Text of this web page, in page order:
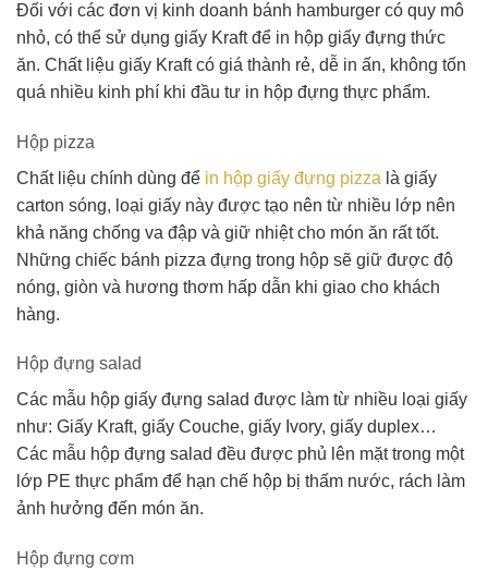
Đối với các đơn vị kinh doanh bánh hamburger có quy mô
nhỏ, có thể sử dụng giấy Kraft để in hộp giấy đựng thức
ăn. Chất liệu giấy Kraft có giá thành rẻ, dễ in ấn, không tốn
quá nhiều kinh phí khi đầu tư in hộp đựng thực phẩm.
Hộp pizza
Chất liệu chính dùng để in hộp giấy đựng pizza là giấy
carton sóng, loại giấy này được tạo nên từ nhiều lớp nên
khả năng chống va đập và giữ nhiệt cho món ăn rất tốt.
Những chiếc bánh pizza đựng trong hộp sẽ giữ được độ
nóng, giòn và hương thơm hấp dẫn khi giao cho khách
hàng.
Hộp đựng salad
Các mẫu hộp giấy đựng salad được làm từ nhiều loại giấy
như: Giấy Kraft, giấy Couche, giấy Ivory, giấy duplex…
Các mẫu hộp đựng salad đều được phủ lên mặt trong một
lớp PE thực phẩm để hạn chế hộp bị thấm nước, rách làm
ảnh hưởng đến món ăn.
Hộp đựng cơm